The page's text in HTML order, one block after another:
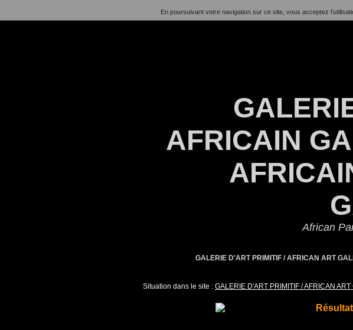
En poursuivant votre navigation sur ce site, vous acceptez
AFRICAIN
African
GALERIE D'ART PRIMITIF / AFRICAN ART
Situation dans le site : GALERIE D'ART PRIMITIF / AFRICAN